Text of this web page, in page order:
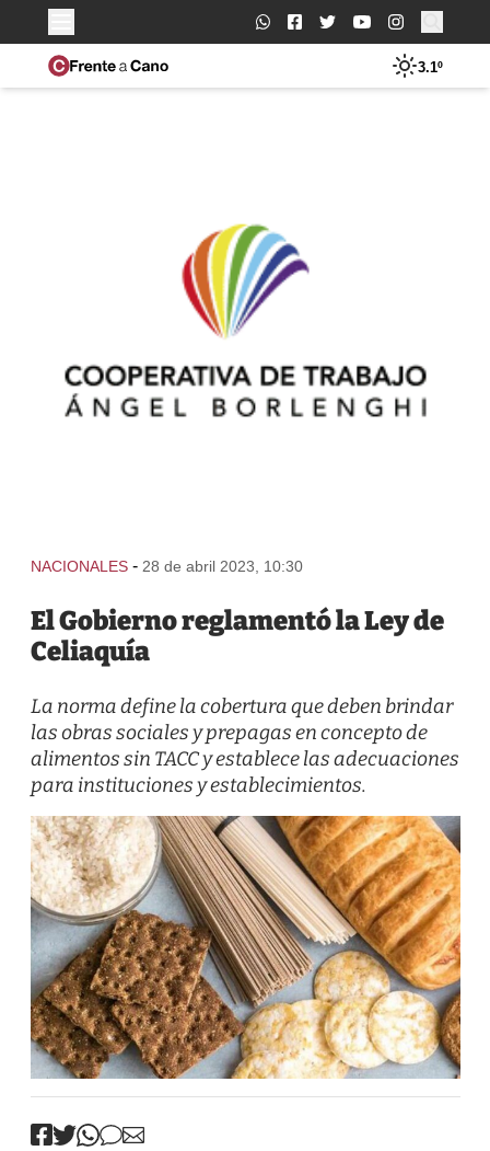
Buscar:
3.1º
NACIONALES - 28 de abril 2023, 10:30
El Gobierno reglamentó la Ley de
Celiaquía
La norma define la cobertura que deben brindar
las obras sociales y prepagas en concepto de
alimentos sin TACC y establece las adecuaciones
para instituciones y establecimientos.